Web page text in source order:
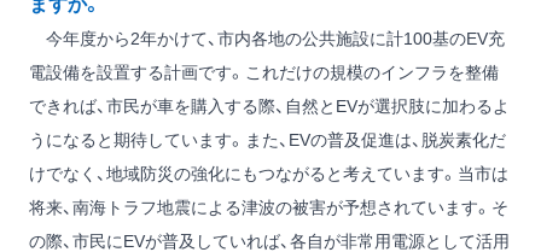
ますか。
今年度から2年かけて、市内各地の公共施設に計100基のEV充
電設備を設置する計画です。これだけの規模のインフラを整備
できれば、市民が車を購入する際、自然とEVが選択肢に加わるよ
うになると期待しています。また、EVの普及促進は、脱炭素化だ
けでなく、地域防災の強化にもつながると考えています。当市は
将来、南海トラフ地震による津波の被害が予想されています。そ
の際、市民にEVが普及していれば、各自が非常用電源として活用